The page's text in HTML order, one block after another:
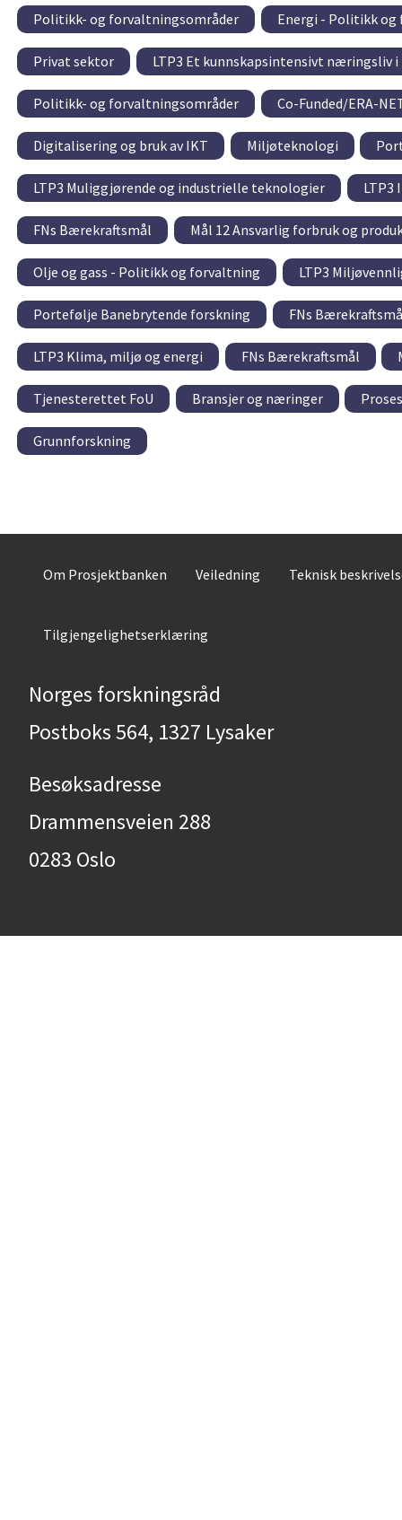
Politikk- og forvaltningsområder Energi - Politikk
Privat sektor LTP3 Et kunnskapsintensivt næringsliv
Politikk- og forvaltningsområder Co-Funded/ERA-
Digitalisering og bruk av IKT Miljøteknologi
LTP3 Muliggjørende og industrielle teknologier LTP3
FNs Bærekraftsmål Mål 12 Ansvarlig forbruk og
Olje og gass - Politikk og forvaltning LTP3
Portefølje Banebrytende forskning FNs
LTP3 Klima, miljø og energi FNs Bærekraftsmål
Tjenesterettet FoU Bransjer og næringer
Grunnforskning
Om Prosjektbanken Veiledning Teknisk
Tilgjengelighetserklæring
Norges forskningsråd
Postboks 564, 1327 Lysaker
Besøksadresse
Drammensveien 288
0283 Oslo